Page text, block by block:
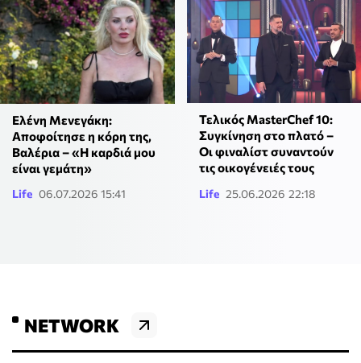
Ελένη Μενεγάκη:
Αποφοίτησε η κόρη της,
Βαλέρια – «Η καρδιά μου
είναι γεμάτη»
Life 06.07.2026 15:41
Τελικός MasterChef 10:
Συγκίνηση στο πλατό –
Οι φιναλίστ συναντούν
τις οικογένειές τους
Life 25.06.2026 22:18
NETWORK